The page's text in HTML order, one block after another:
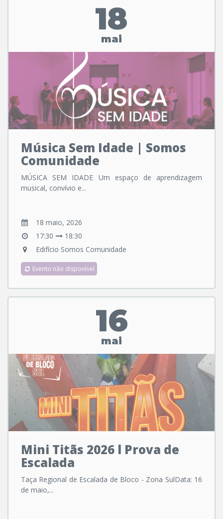
18
mai
Música Sem Idade | Somos
Comunidade
MÚSICA SEM IDADE Um espaço de aprendizagem
musical, convívio e...
18 maio, 2026
17:30
18:30
Edifício Somos Comunidade
Evento não disponível
16
mai
Mini Titãs 2026 l Prova de
Escalada
Taça Regional de Escalada de Bloco - Zona SulData: 16
de maio,...